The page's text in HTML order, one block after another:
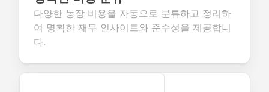
다양한 농장 비용을 자동으로 분류하고 정리하
여 명확한 재무 인사이트와 준수성을 제공합니
다.